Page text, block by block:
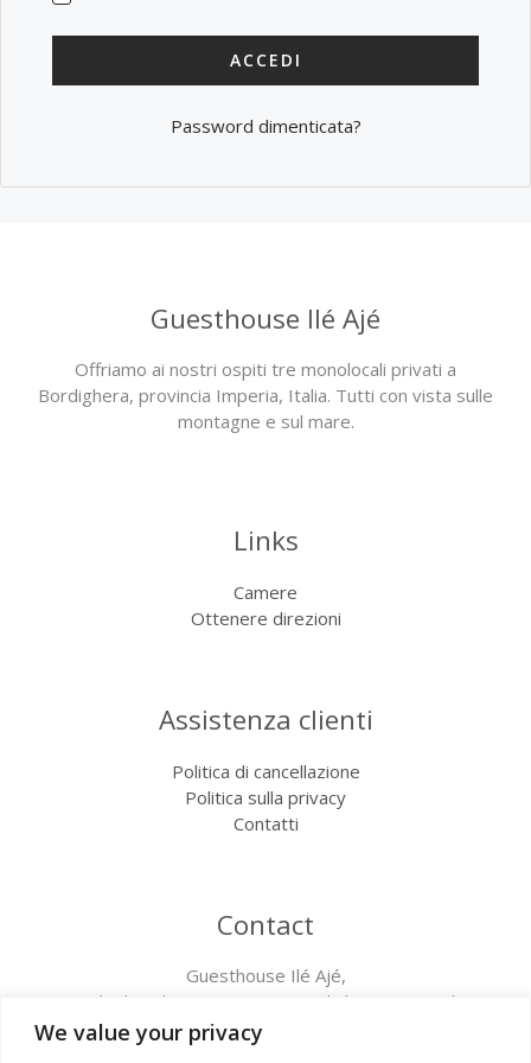
We value your privacy
ACCEDI
Password dimenticata?
Guesthouse Ilé Ajé
Offriamo ai nostri ospiti tre monolocali privati a
Bordighera, provincia Imperia, Italia. Tutti con vista sulle
montagne e sul mare.
Links
Camere
Ottenere direzioni
Assistenza clienti
Politica di cancellazione
Politica sulla privacy
Contatti
Contact
Guesthouse Ilé Ajé,
Via degli Inglesi 76B 18012 Bordighera (IM), Italia
+39 349 620 7898